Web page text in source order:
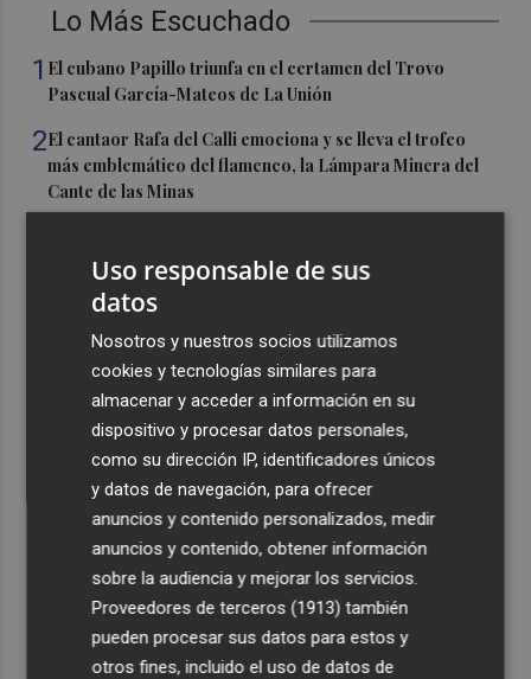
Lo Más Escuchado
1 El cubano Papillo triunfa en el certamen del Trovo
Pascual García-Mateos de La Unión
2El cantaor Rafa del Calli emociona y se lleva el trofeo
más emblemático del flamenco, la Lámpara Minera del
Cante de las Minas
El Villarreal pone el broche de oro a la pretemporada
con una victoria contra el Galatasaray
Kiat Lim preside por primera vez un partido en Mestalla
Recibe toda la actualidad de
Plaza Podcast en tu correo
Quiero suscribirme
Uso responsable de sus
datos
Nosotros y nuestros socios utilizamos
cookies y tecnologías similares para
almacenar y acceder a información en su
dispositivo y procesar datos personales,
como su dirección IP, identificadores únicos
y datos de navegación, para ofrecer
anuncios y contenido personalizados, medir
anuncios y contenido, obtener información
sobre la audiencia y mejorar los servicios.
Proveedores de terceros (1913) también
pueden procesar sus datos para estos y
otros fines, incluido el uso de datos de